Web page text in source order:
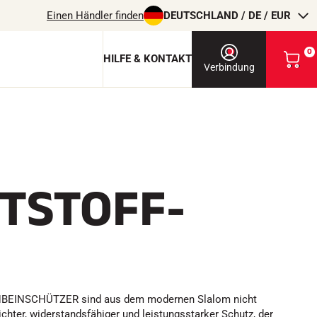
Einen Händler finden DEUTSCHLAND / DE / EUR
HILFE & KONTAKT
Verbindung
0
M
i
sind aus dem modernen Slalom nicht
widerstandsfähiger und leistungsstarker Schutz, der